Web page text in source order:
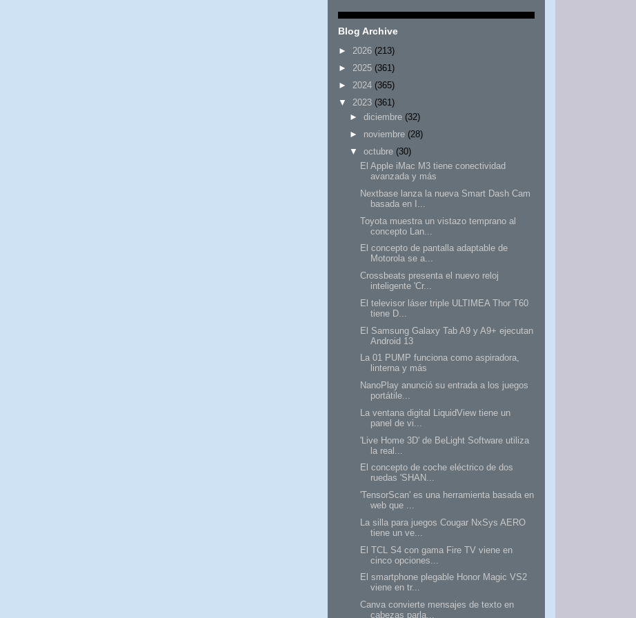
Blog Archive
► 2026 (213)
► 2025 (361)
► 2024 (365)
▼
2023 (361)
► diciembre (32)
► noviembre (28)
▼
octubre (30)
El Apple iMac M3 tiene conectividad
avanzada y más
Nextbase lanza la nueva Smart Dash Cam
basada en I...
Toyota muestra un vistazo temprano al
concepto Lan...
El concepto de pantalla adaptable de
Motorola se a...
Crossbeats presenta el nuevo reloj
inteligente 'Cr...
El televisor láser triple ULTIMEA Thor T60
tiene D...
El Samsung Galaxy Tab A9 y A9+ ejecutan
Android 13
La 01 PUMP funciona como aspiradora,
linterna y más
NanoPlay anunció su entrada a los juegos
portátile...
La ventana digital LiquidView tiene un
panel de vi...
'Live Home 3D' de BeLight Software utiliza
la real...
El concepto de coche eléctrico de dos
ruedas 'SHAN...
'TensorScan' es una herramienta basada en
web que ...
La silla para juegos Cougar NxSys AERO
tiene un ve...
El TCL S4 con gama Fire TV viene en
cinco opciones...
El smartphone plegable Honor Magic VS2
viene en tr...
Canva convierte mensajes de texto en
cabezas parla...